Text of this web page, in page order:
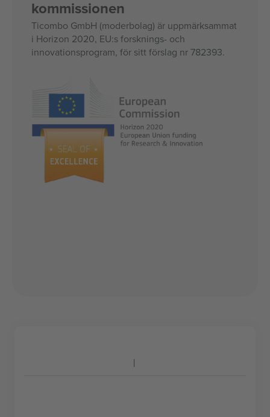
kommissionen
Ticombo GmbH (moderbolag) är uppmärksammat
i Horizon 2020, EU:s forsknings- och
innovationsprogram, för sitt förslag nr 782393.